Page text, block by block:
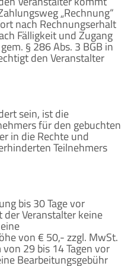
„Rechnung“
nach Rechnungserhalt
Fälligkeit und Zugang
§ 286 Abs. 3 BGB in
den Veranstalter
sein, ist die
für den gebuchten
in die Rechte und
Teilnehmers
bis 30 Tage vor
Veranstalter keine
von € 50,- zzgl. MwSt.
29 bis 14 Tagen vor
Bearbeitungsgebühr